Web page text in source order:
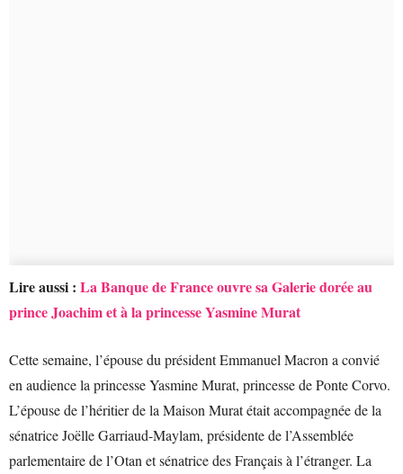
Lire aussi : La Banque de France ouvre sa Galerie dorée au
prince Joachim et à la princesse Yasmine Murat
Cette semaine, l’épouse du président Emmanuel Macron a convié
en audience la princesse Yasmine Murat, princesse de Ponte Corvo.
L’épouse de l’héritier de la Maison Murat était accompagnée de la
sénatrice Joëlle Garriaud-Maylam, présidente de l’Assemblée
parlementaire de l’Otan et sénatrice des Français à l’étranger. La